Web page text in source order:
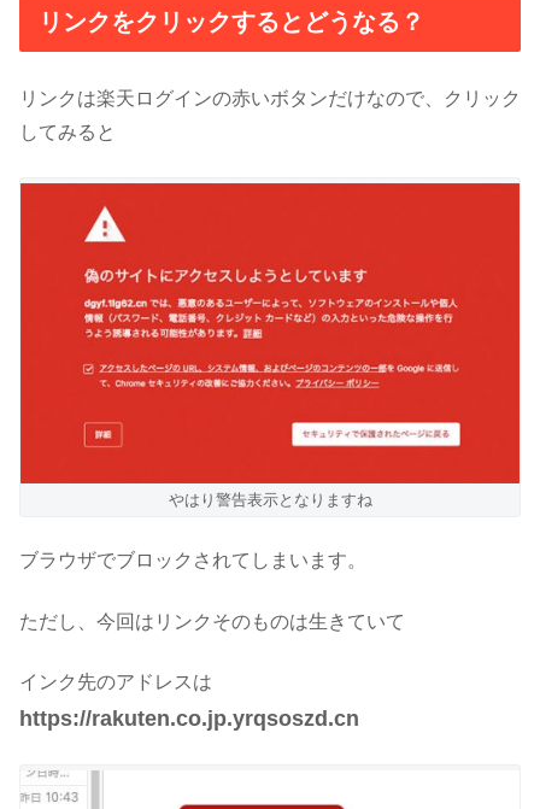
リンクをクリックするとどうなる？
リンクは楽天ログインの赤いボタンだけなので、クリック
してみると
やはり警告表示となりますね
ブラウザでブロックされてしまいます。
ただし、今回はリンクそのものは生きていて
インク先のアドレスは
https://rakuten.co.jp.yrqsoszd.cn